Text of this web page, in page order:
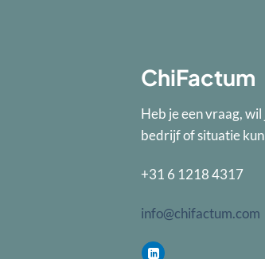
ChiFactum
Heb je een vraag,
bedrijf of situatie
+31 6 1218 4317
info@chifactum.com